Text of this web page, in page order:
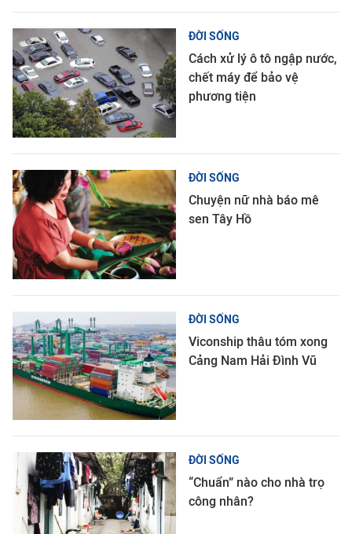
ĐỜI SỐNG
Cách xử lý ô tô ngập nước,
chết máy để bảo vệ
phương tiện
ĐỜI SỐNG
Chuyện nữ nhà báo mê
sen Tây Hồ
ĐỜI SỐNG
Viconship thâu tóm xong
Cảng Nam Hải Đình Vũ
ĐỜI SỐNG
“Chuẩn” nào cho nhà trọ
công nhân?